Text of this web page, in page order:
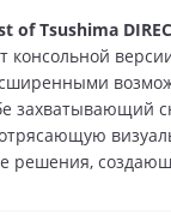
Tsushima
консольной
захватывающий
решения,